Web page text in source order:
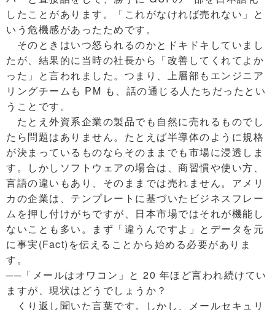
したことがあります。「これがなければ売れない」と
いう危機感があったためです。
そのときはいつ怒られるのかとドキドキしていまし
たが、結果的に当時の社長から「改善してくれてよか
った」と言われました。つまり、上層部もエンジニア
リングチームも PM も、話の通じる人たちだったとい
うことです。
たとえ外資系企業の製品でも自然に売れるものでし
たら問題はありません。たとえば半導体のように規格
が決まっているものならそのままでも市場に浸透しま
す。しかしソフトウェアの場合は、商習慣や使い方、
言語の違いもあり、そのままでは売れません。アメリ
カの企業は、テンプレートに基づいたビジネスフレー
ムを押し付けがちですが、日本市場ではそれが機能し
ないことも多い。まず「違うんですよ」とデータを元
に事実(Fact)を伝えることから始める必要がありま
す。
──「メールはオワコン」と 20 年ほど言われ続けてい
ますが、現状はどうでしょうか？
くり返し聞いた言葉です。しかし、メールセキュリ